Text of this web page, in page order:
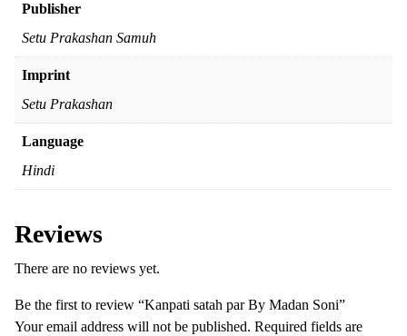
Publisher
Setu Prakashan Samuh
Imprint
Setu Prakashan
Language
Hindi
Reviews
There are no reviews yet.
Be the first to review “Kanpati satah par By Madan Soni”
Your email address will not be published. Required fields are